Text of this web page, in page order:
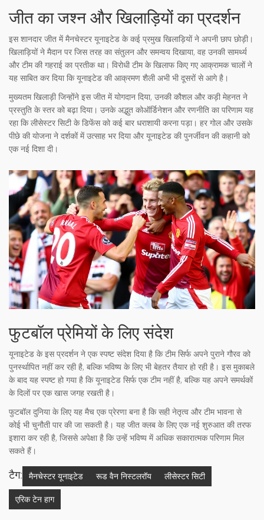
जीत का जश्न और खिलाड़ियों का प्रदर्शन
इस शानदार जीत में मैनचेस्टर यूनाइटेड के कई प्रमुख खिलाड़ियों ने अपनी छाप छोड़ी।
खिलाड़ियों ने मैदान पर जिस तरह का संतुलन और समन्वय दिखाया, वह उनकी सामर्थ्य
और टीम की गहराई का प्रतीक था। विरोधी टीम के खिलाफ किए गए आक्रामक चालों ने
यह साबित कर दिया कि यूनाइटेड की आक्रमण शैली अभी भी दूसरों से आगे है।
मुख्यतम खिलाड़ी जिन्होंने इस जीत में योगदान दिया, उनकी कौशल और कड़ी मेहनत ने
प्रस्तुति के स्तर को बढ़ा दिया। उनके अद्भुत कोऑर्डिनेशन और रणनीति का परिणाम यह
रहा कि लीसेस्टर सिटी के डिफेंस को कई बार धराशायी करना पड़ा। हर गोल और उसके
पीछे की योजना ने दर्शकों में उत्साह भर दिया और यूनाइटेड की पुनर्जीवन की कहानी को
एक नई दिशा दी।
फुटबॉल प्रेमियों के लिए संदेश
यूनाइटेड के इस प्रदर्शन ने एक स्पष्ट संदेश दिया है कि टीम सिर्फ अपने पुराने गौरव को
पुनर्स्थापित नहीं कर रही है, बल्कि भविष्य के लिए भी बेहतर तैयार हो रही है। इस मुकाबले
के बाद यह स्पष्ट हो गया है कि यूनाइटेड सिर्फ एक टीम नहीं है, बल्कि यह अपने समर्थकों
के दिलों पर एक खास जगह रखती है।
फुटबॉल दुनिया के लिए यह मैच एक प्रेरणा बना है कि सही नेतृत्व और टीम भावना से
कोई भी चुनौती पार की जा सकती है। यह जीत क्लब के लिए एक नई शुरुआत की तरफ
इशारा कर रही है, जिससे अपेक्षा है कि उन्हें भविष्य में अधिक सकारात्मक परिणाम मिल
सकते हैं।
टैग: मैनचेस्टर यूनाइटेड रूड वैन निस्टलरॉय लीसेस्टर सिटी
एरिक टेन हाग